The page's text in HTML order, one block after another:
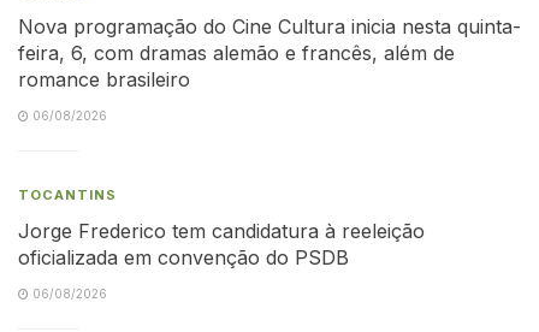
Nova programação do Cine Cultura inicia nesta quinta-
feira, 6, com dramas alemão e francês, além de
romance brasileiro
06/08/2026
TOCANTINS
Jorge Frederico tem candidatura à reeleição
oficializada em convenção do PSDB
06/08/2026